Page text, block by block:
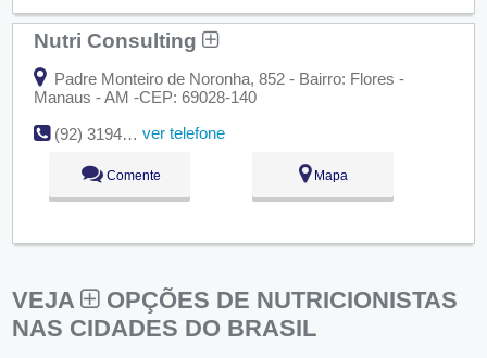
Nutri Consulting
Padre Monteiro de Noronha, 852 - Bairro: Flores -
Manaus - AM -CEP: 69028-140
(92) 3194-1649
ver telefone
Comente Mapa
VEJA
OPÇÕES DE NUTRICIONISTAS
NAS CIDADES DO BRASIL